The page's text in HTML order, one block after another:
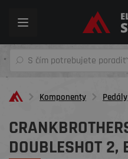
Toggle
Komponenty Pedály
DOUBLESHOT 2,